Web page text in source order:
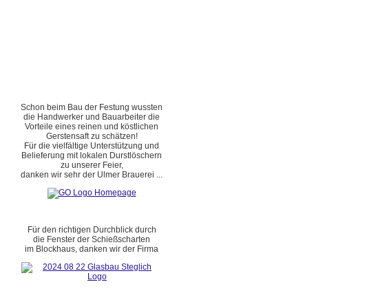
Schon beim Bau der Festung wussten
die Handwerker und Bauarbeiter die
Vorteile eines reinen und köstlichen
Gerstensaft zu schätzen!
Für die vielfältige Unterstützung und
Belieferung mit lokalen Durstlöschern
zu unserer Feier,
danken wir sehr der Ulmer Brauerei ...
Für den richtigen Durchblick durch
die Fenster der Schießscharten
im Blockhaus, danken wir der Firma